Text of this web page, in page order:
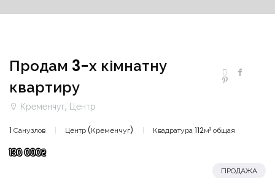
Продам 3-х кімнатну
квартиру
Кременчуг, Центр
1 Санузлов Центр (Кременчуг) Квадратура 112м² общая
130 000₴
ПРОДАЖА